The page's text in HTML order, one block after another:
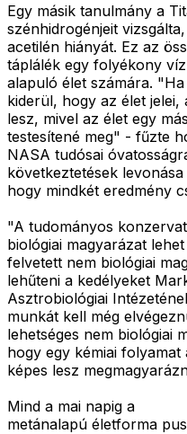
Egy másik tanulmány a
szénhidrogénjeit
acetilén hiányát. Ez az
táplálék egy folyékony
alapuló élet számára.
kiderül, hogy az élet jelei,
lesz, mivel az élet egy
testesítené meg" - fűzte
NASA tudósai
következtetések
hogy mindkét eredmény
"A tudományos
biológiai magyarázat
felvetett nem biológiai
lehűteni a kedélyeket
Asztrobiológiai
munkát kell még
lehetséges nem biológiai
hogy egy kémiai
képes lesz
Mind a mai napig a
metánalapú életforma